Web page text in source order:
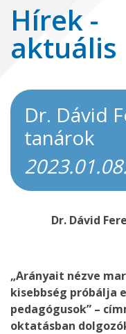
Hírek -
aktuális
Dr. Dávid
tanárok
2023.01.08.
Dr. Dávid
„Arányait nézve
kisebbség próbálja
pedagógusok” –
oktatásban